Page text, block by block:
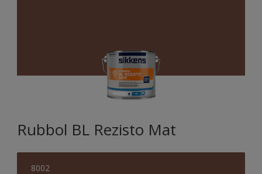
Rubbol BL Rezisto Mat
8002